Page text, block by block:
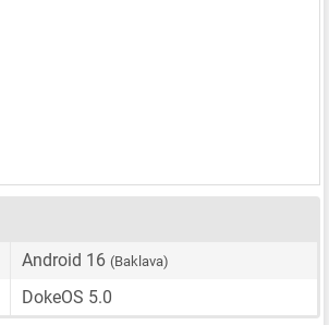
Android 16 (Baklava)
DokeOS 5.0